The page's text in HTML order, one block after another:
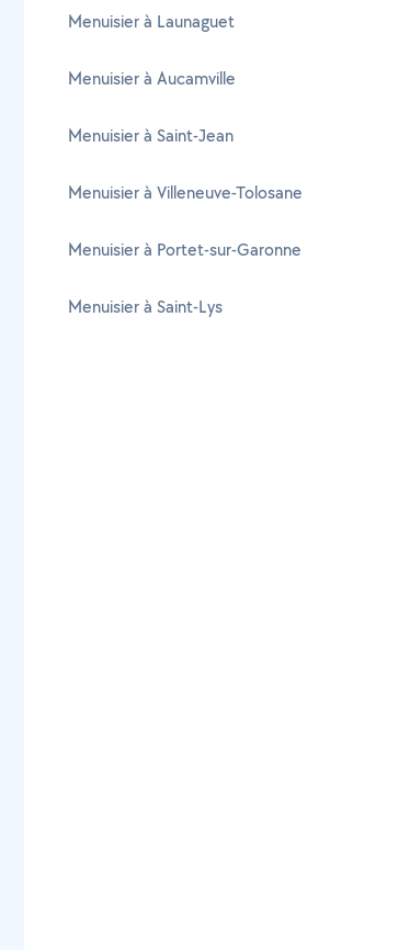
Menuisier à Launaguet
Menuisier à Aucamville
Menuisier à Saint-Jean
Menuisier à Villeneuve-Tolosane
Menuisier à Portet-sur-Garonne
Menuisier à Saint-Lys